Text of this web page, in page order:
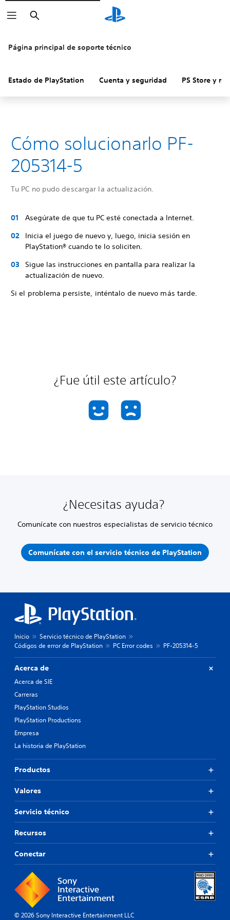
Buscar
Página principal de soporte técnico
Estado de PlayStation Cuenta y seguridad PS Store y
Cómo solucionarlo PF-
205314-5
Tu PC no pudo descargar la actualización.
Asegúrate de que tu PC esté conectada a Internet.
Inicia el juego de nuevo y, luego, inicia sesión en
PlayStation® cuando te lo soliciten.
Sigue las instrucciones en pantalla para realizar la
actualización de nuevo.
Si el problema persiste, inténtalo de nuevo más tarde.
¿Fue útil este artículo?
¿Necesitas ayuda?
Comunícate con nuestros especialistas de servicio técnico
Comunícate con el servicio técnico de PlayStation
Inicio
Servicio técnico de PlayStation
Códigos de error de PlayStation
PC Error codes PF-205314-5
Acerca de
Acerca de SIE
Carreras
PlayStation Studios
PlayStation Productions
Empresa
La historia de PlayStation
Productos
Valores
Servicio técnico
Recursos
Conectar
© 2026 Sony Interactive Entertainment LLC